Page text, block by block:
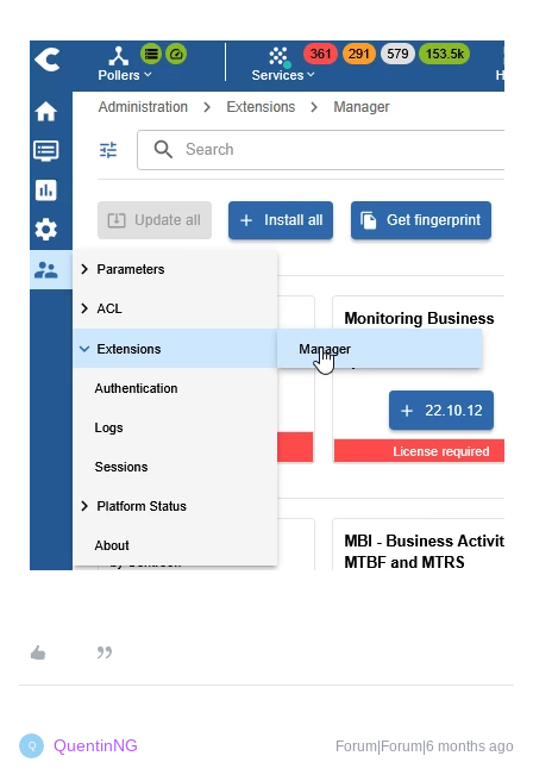
Q QuentinNG Forum|Forum|6 months ago